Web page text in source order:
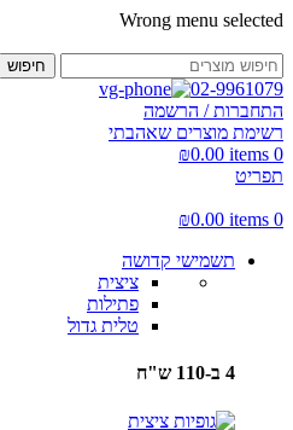
Wrong menu selected
חיפוש
02-9961079
התחברות / הרשמה
רשימת מוצרים שאהבתי
0
items
₪0.00
תפריט
0
items
₪0.00
תשמישי קדושה
ציצית
פתילות
טלית גדול
4 ב-110 ש"ח